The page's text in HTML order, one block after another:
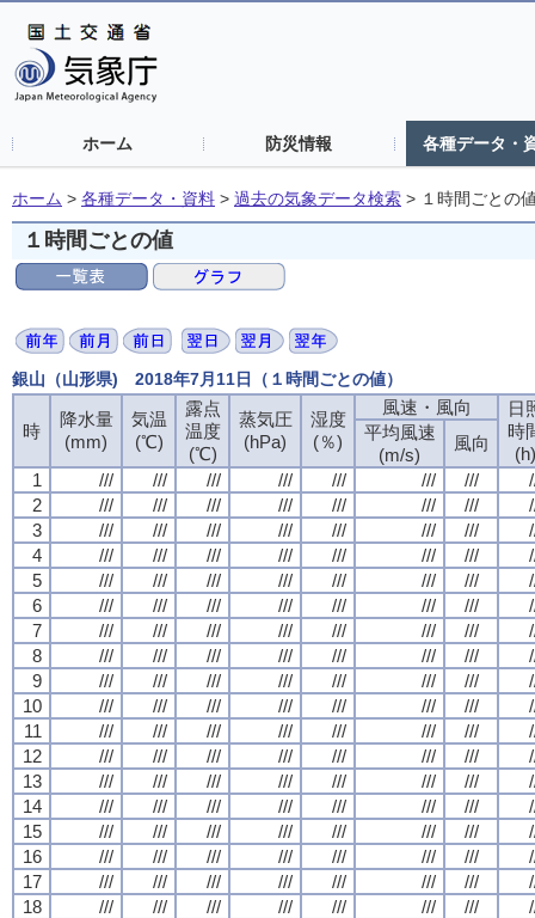
ホーム 防災情報 各種データ・
ホーム > 各種データ・資料 > 過去の気象データ検索 > １時間ごとの
１時間ごとの値
銀山（山形県) 2018年7月11日（１時間ごとの値）
時
降水量
(mm)
気温
(℃)
露点
温度
(℃)
蒸気圧
(hPa)
湿度
(％)
風速・風向
日
時
(h)
平均風速
(m/s)
風向
1
/// /// /// /// /// /// ///
2
/// /// /// /// /// /// ///
3
/// /// /// /// /// /// ///
4
/// /// /// /// /// /// ///
5
/// /// /// /// /// /// ///
6
/// /// /// /// /// /// ///
7
/// /// /// /// /// /// ///
8
/// /// /// /// /// /// ///
9
/// /// /// /// /// /// ///
10
/// /// /// /// /// /// ///
11
/// /// /// /// /// /// ///
12
/// /// /// /// /// /// ///
13
/// /// /// /// /// /// ///
14
/// /// /// /// /// /// ///
15
/// /// /// /// /// /// ///
16
/// /// /// /// /// /// ///
17
/// /// /// /// /// /// ///
18
/// /// /// /// /// /// ///